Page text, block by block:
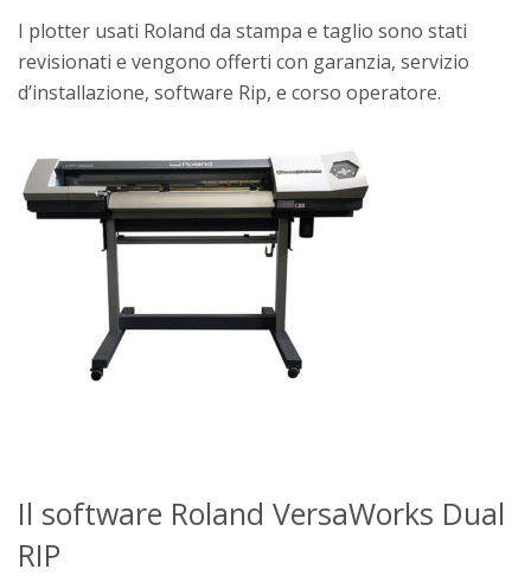
I plotter usati Roland da stampa e taglio sono stati
revisionati e vengono offerti con garanzia, servizio
d’installazione, software Rip, e corso operatore.
Il software Roland VersaWorks Dual
RIP